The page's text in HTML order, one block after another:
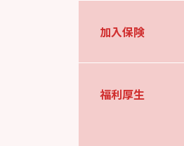
加入保険
福利厚生